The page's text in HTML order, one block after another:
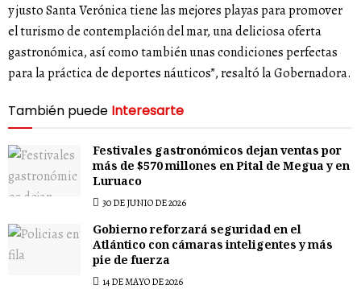
y justo Santa Verónica tiene las mejores playas para promover
el turismo de contemplación del mar, una deliciosa oferta
gastronómica, así como también unas condiciones perfectas
para la práctica de deportes náuticos”, resaltó la Gobernadora.
También puede Interesarte
Festivales gastronómicos dejan ventas por
más de $570 millones en Pital de Megua y en
Luruaco
30 DE JUNIO DE 2026
Gobierno reforzará seguridad en el
Atlántico con cámaras inteligentes y más
pie de fuerza
14 DE MAYO DE 2026